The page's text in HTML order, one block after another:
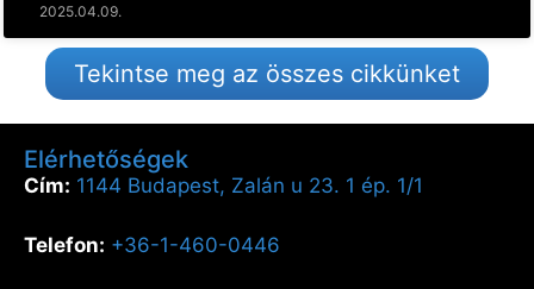
2025.04.09.
Tekintse meg az összes cikkünket
Elérhetőségek
Cím: 1144 Budapest, Zalán u 23. 1 ép. 1/1
Telefon: +36-1-460-0446